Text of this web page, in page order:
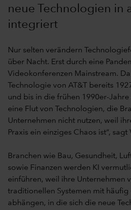
neue Technologien in
integriert
Nur selten verändern
über Nacht. Erst durch eine
Videokonferenzen Mainstream.
Technologie von AT&T bereits
und bis in die frühen 1990er-Jahre
eine Flut von Technologien, die
Unternehmen nicht nutzen, weil
Praxis ein einziges Chaos ist“,
Branchen wie Bau, Gesundheit,
sowie Finanzen werden KI
einführen, weil ihre Unternehmen
traditionellen Systemen mit
abhängen, in die sich die neue